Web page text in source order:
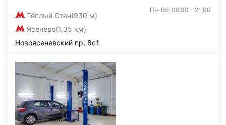
Тёплый Стан(930 м)
Ясенево(1,35 км)
Пн-Вс: 09:00 - 21:00
Новоясеневский пр, 8с1